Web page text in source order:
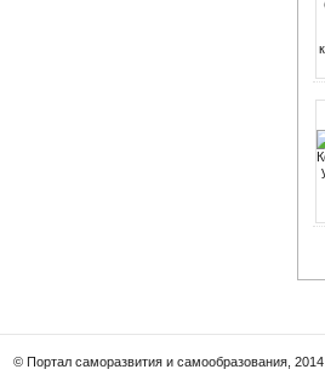
© Портал саморазвития и самообразования, 2014